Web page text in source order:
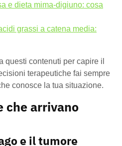
e dieta mima-digiuno: cosa
grassi a catena media:
questi contenuti per capire il
terapeutiche fai sempre
conosce la tua situazione.
che arrivano
e il tumore